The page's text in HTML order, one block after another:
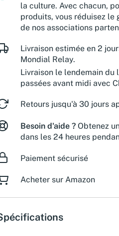
la culture. Avec chacun,
produits, vous réduisez
de nos associations
Livraison estimée en 2
Mondial Relay.
Livraison le lendemain du
passées avant midi avec
Retours jusqu'à 30 jours
Besoin d'aide ? Obtenez
dans les 24 heures
Paiement sécurisé
Acheter sur Amazon